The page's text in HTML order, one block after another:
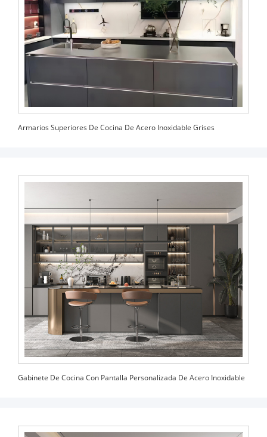
Armarios Superiores De Cocina De Acero Inoxidable Grises
Gabinete De Cocina Con Pantalla Personalizada De Acero Inoxidable